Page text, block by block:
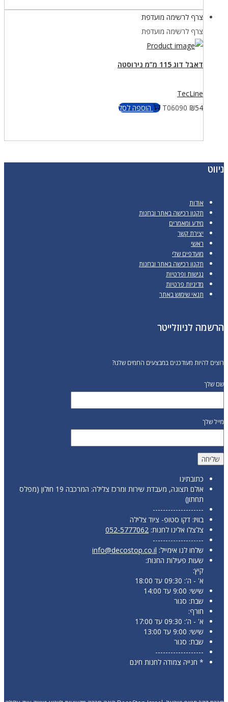
צרף לרשימה מועדפת
צרף לרשימה מועדפת
דאבל דוג 115 מ”מ נירוסטה
TecLine
T06090 ₪54 הוספה לסל
ניווט
אודות
תקנון רכישה באתר ובחנות
מידע ומאמרים
יצירת קשר
ראשי
מועדפים שלי
תקנון רכישה באתר ובחנות
נגישות ופרטיות
מדיניות פרטיות
תנאי שימוש באתר
הרשמה לניוזלייטר
רוצים להיות מעודכנים במבצעים החמים שלנו?
שם שלך
מייל שלך
כתובתינו
אולם תצוגה, מעבדת שירות ומרכז צלילה: המרכבה 19 חולון (מפלס
תחתון)
--------------------
בוויז: דקו סטופ- ציוד צלילה
צלצלו אלינו לחנות: 052-5777062
--------------------
שלחו לנו אימייל: info@decostop.co.il
שעות פעילות החנות:
קיץ:
א' - ה': 09:30 עד 18:00
שישי: 9:00 עד 14:00
שבת: סגור
חורף:
א' - ה': 09:30 עד 17:00
שישי: 9:00 עד 13:00
שבת: סגור
-------------------
* חנייה צמודה לחנות חינם